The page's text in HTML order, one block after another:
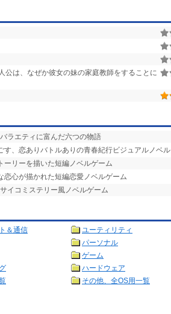
公は、なぜか彼女の妹の家庭教師をすることに
ラエティに富んだ六つの物語
す、恋ありバトルありの青春紀行ビジュアルノベル
ーリーを描いた短編ノベルゲーム
恋心が描かれた短編恋愛ノベルゲーム
イコミステリー風ノベルゲーム
＆通信
ユーティリティ
パーソナル
ゲーム
ハードウェア
その他、全OS用一覧